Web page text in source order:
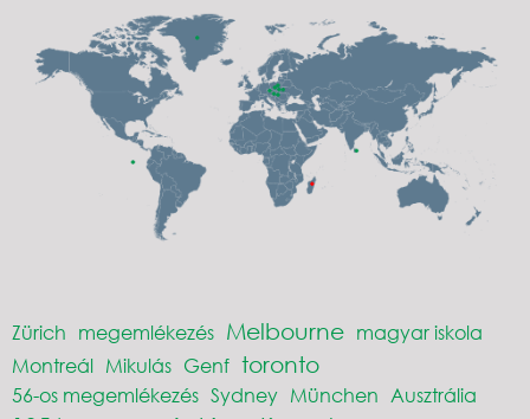
Zürich megemlékezés Melbourne magyar iskola
Montreál Mikulás Genf toronto
56-os megemlékezés Sydney München Ausztrália